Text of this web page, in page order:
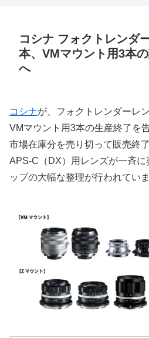
コシナ フォクトレンダ
本、VMマウント用3本
へ
コシナが、フォクトレンダーレ
VMマウント用3本の生産終了を
市場在庫分を売り切って販売終
APS-C（DX）用レンズが一斉
ップの大幅な整理が行われていま